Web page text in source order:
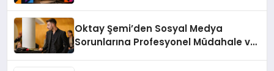
Oktay Şemi’den Sosyal Medya
Sorunlarına Profesyonel Müdahale ve